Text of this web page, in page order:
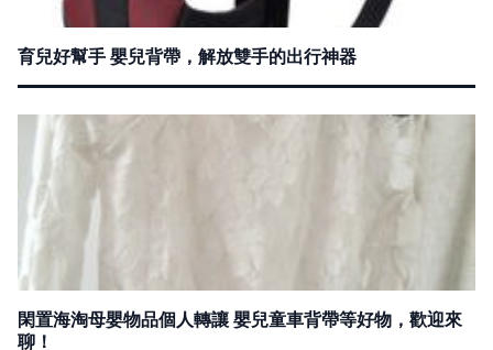
育兒好幫手 嬰兒背帶，解放雙手的出行神器
閑置海淘母嬰物品個人轉讓 嬰兒童車背帶等好物，歡迎來
聊！